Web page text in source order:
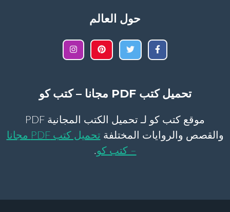
حول العالم
تحميل كتب PDF مجانا – كتب كو
موقع كتب كو لـ تحميل الكتب المجانية PDF
والقصص والروايات المختلفة
تحميل كتب PDF مجانا
– كتب كو.